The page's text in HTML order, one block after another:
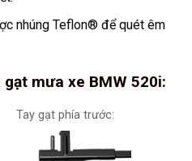
nhúng Teflon® để quét êm
mưa xe BMW 520i:
Tay gạt phía trước: